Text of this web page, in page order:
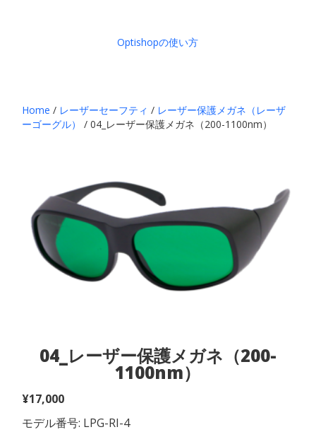
Optishopの使い方
Home / レーザーセーフティ / レーザー保護メガネ（レーザ
ーゴーグル）
/ 04_レーザー保護メガネ（200-1100nm）
04_レーザー保護メガネ（200-
1100nm）
¥17,000
モデル番号: LPG-RI-4